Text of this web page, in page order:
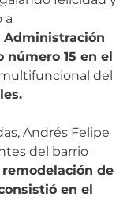
a
Administración
15 en el
del
Andrés Felipe
del barrio
remodelación de
en el